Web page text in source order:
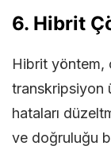
6. Hibrit
Hibrit yöntem,
transkripsiyon
hataları
ve doğruluğu